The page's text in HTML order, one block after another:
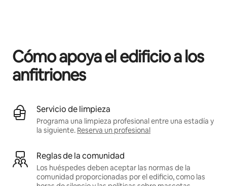
Cómo apoya el edificio a los
anfitriones
Servicio de limpieza
Programa una limpieza profesional entre una estadía y
la siguiente. Reserva un profesional
Reglas de la comunidad
Los huéspedes deben aceptar las normas de la
comunidad proporcionadas por el edificio, como las